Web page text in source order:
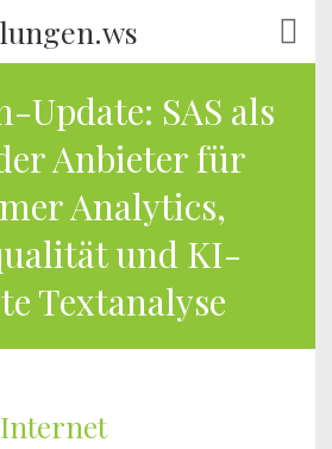
Update: SAS als
Anbieter für
Analytics,
und KI-
Textanalyse